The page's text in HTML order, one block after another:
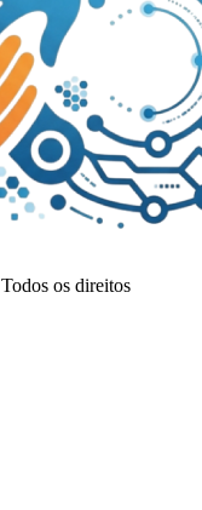
os direitos